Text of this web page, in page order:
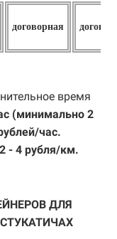
договорная
время
(минимально 2
час.
2 - 4 рубля/км.
ДЛЯ